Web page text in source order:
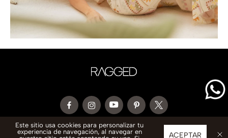
CONTACTO ACEPTAR
Este sitio usa cookies para personalizar tu
experiencia de navegación, al navegar en